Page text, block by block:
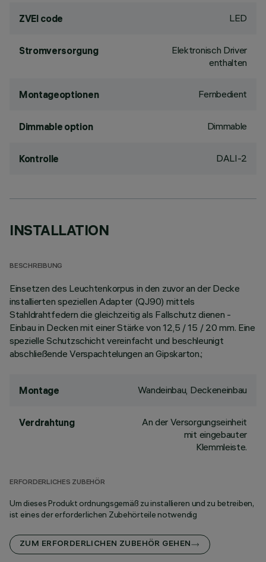
ZVEI code LED
Stromversorgung
Elektronisch Driver
enthalten
Montageoptionen Fernbedient
Dimmable option Dimmable
Kontrolle DALI-2
INSTALLATION
BESCHREIBUNG
Einsetzen des Leuchtenkorpus in den zuvor an der Decke
installierten speziellen Adapter (QJ90) mittels
Stahldrahtfedern die gleichzeitig als Fallschutz dienen -
Einbau in Decken mit einer Stärke von 12,5 / 15 / 20 mm. Eine
spezielle Schutzschicht vereinfacht und beschleunigt
abschließende Verspachtelungen an Gipskarton.;
Montage Wandeinbau, Deckeneinbau
Verdrahtung
An der Versorgungseinheit
mit eingebauter
Klemmleiste.
ERFORDERLICHES ZUBEHÖR
Um dieses Produkt ordnungsgemäß zu installieren und zu betreiben,
ist eines der erforderlichen Zubehörteile notwendig
ZUM ERFORDERLICHEN ZUBEHÖR GEHEN